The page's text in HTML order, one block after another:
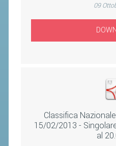
09
Classifica
15/02/2013 -
al
NUOVI